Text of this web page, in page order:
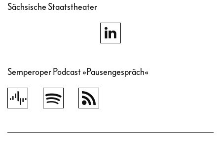
Sächsische Staatstheater
Semperoper Podcast »Pausengespräch«